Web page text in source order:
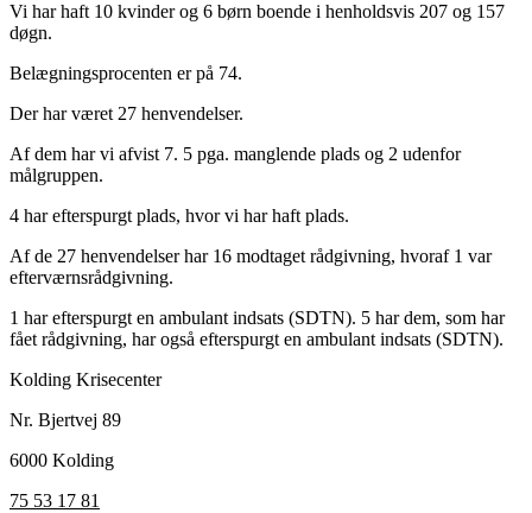
Vi har haft 10 kvinder og 6 børn boende i henholdsvis 207 og 157
døgn.
Belægningsprocenten er på 74.
Der har været 27 henvendelser.
Af dem har vi afvist 7. 5 pga. manglende plads og 2 udenfor
målgruppen.
4 har efterspurgt plads, hvor vi har haft plads.
Af de 27 henvendelser har 16 modtaget rådgivning, hvoraf 1 var
efterværnsrådgivning.
1 har efterspurgt en ambulant indsats (SDTN). 5 har dem, som har
fået rådgivning, har også efterspurgt en ambulant indsats (SDTN).
Kolding Krisecenter
Nr. Bjertvej 89
6000 Kolding
75 53 17 81